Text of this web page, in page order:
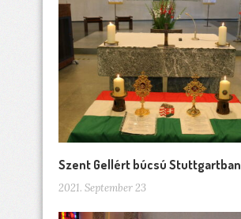
Szent Gellért búcsú Stuttgartban
2021. September 23